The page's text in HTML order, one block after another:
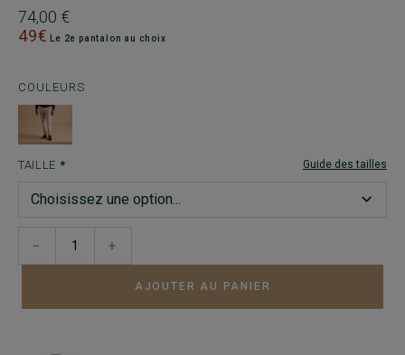
74,00 €
49€
Le 2e pantalon au choix
COULEURS
TAILLE Guide des tailles
− +
AJOUTER AU PANIER